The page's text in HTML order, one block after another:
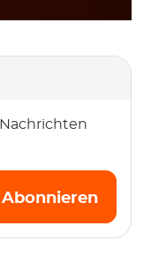
Abonnieren